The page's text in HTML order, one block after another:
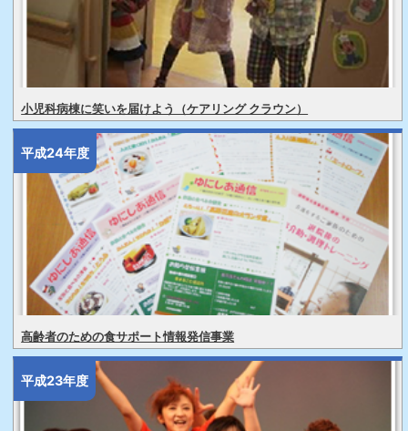
小児科病棟に笑いを届けよう（ケアリング クラウン）
平成24年度
高齢者のための食サポート情報発信事業
平成23年度